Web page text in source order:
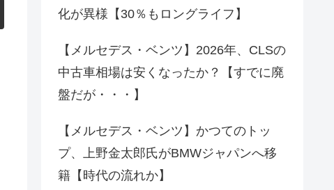
化が異様【30％もロングライフ】
【メルセデス・ベンツ】2026年、CLSの
中古車相場は安くなったか？【すでに廃
盤だが・・・】
【メルセデス・ベンツ】かつてのトッ
プ、上野金太郎氏がBMWジャパンへ移
籍【時代の流れか】